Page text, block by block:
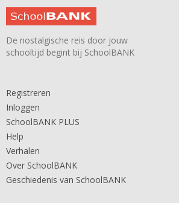
De nostalgische reis door jouw
schooltijd begint bij SchoolBANK
Registreren
Inloggen
SchoolBANK PLUS
Help
Verhalen
Over SchoolBANK
Geschiedenis van SchoolBANK